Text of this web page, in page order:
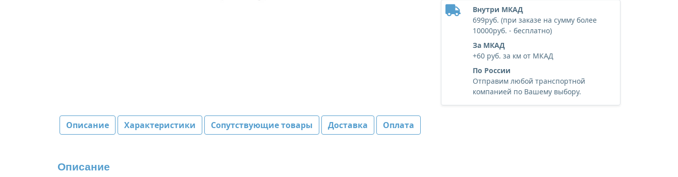
Внутри МКАД
699руб. (при заказе на сумму более
10000руб. - бесплатно)
За МКАД
+60 руб. за км от МКАД
По России
Отправим любой транспортной
компанией по Вашему выбору.
Описание Характеристики Сопутствующие товары Доставка Оплата
Описание